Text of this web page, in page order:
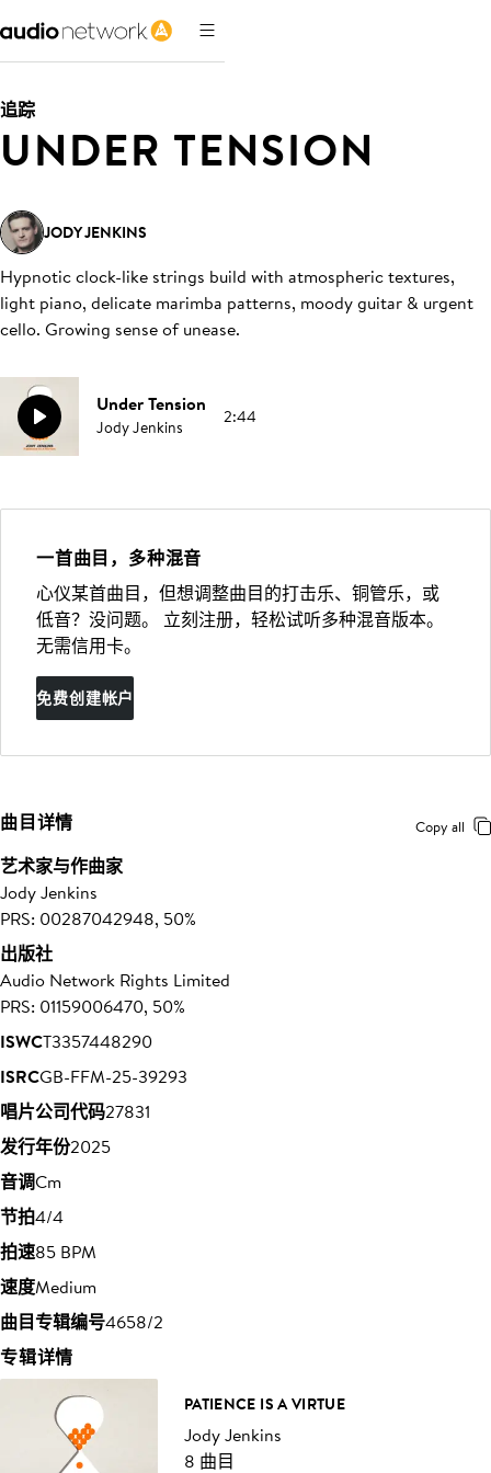
追踪
UNDER TENSION
JODY JENKINS
Hypnotic clock-like strings build with atmospheric textures,
light piano, delicate marimba patterns, moody guitar & urgent
cello. Growing sense of unease.
Under Tension
Jody Jenkins 2:44
一首曲目，多种混音
心仪某首曲目，但想调整曲目的打击乐、铜管乐，或
低音？没问题。 立刻注册，轻松试听多种混音版本。
无需信用卡。
免费创建帐户
曲目详情 Copy all
艺术家与作曲家
Jody Jenkins
PRS: 00287042948, 50%
出版社
Audio Network Rights Limited
PRS: 01159006470, 50%
ISWCT3357448290
ISRCGB-FFM-25-39293
唱片公司代码27831
发行年份2025
音调Cm
节拍4/4
拍速85 BPM
速度Medium
曲目专辑编号4658/2
专辑详情
PATIENCE IS A VIRTUE
Jody Jenkins
8 曲目